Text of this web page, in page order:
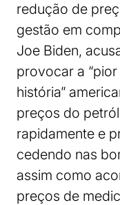
redução de
gestão em
Joe Biden,
provocar a
história”
preços do
rapidamente e
cedendo nas
assim como
preços de